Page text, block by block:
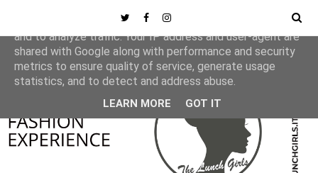
This site uses cookies from Google to deliver its services
and to analyze traffic. Your IP address and user-agent are
shared with Google along with performance and security
metrics to ensure quality of service, generate usage
statistics, and to detect and address abuse.
LEARN MORE GOT IT